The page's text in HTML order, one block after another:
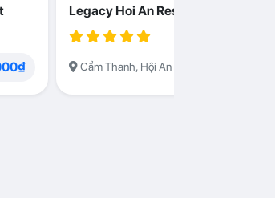
Legacy Hoi An Resort
Cẩm Thanh, Hội An